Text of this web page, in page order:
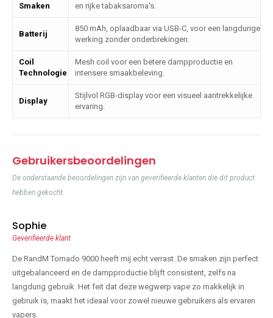
Smaken
en rijke tabaksaroma's.
Batterij
850 mAh, oplaadbaar via USB-C, voor een langdurige
werking zonder onderbrekingen.
Coil
Technologie
Mesh coil voor een betere dampproductie en
intensere smaakbeleving.
Display
Stijlvol RGB-display voor een visueel aantrekkelijke
ervaring.
Gebruikersbeoordelingen
De onderstaande beoordelingen zijn van geverifieerde klanten die dit product
hebben gekocht.
Sophie
Geverifieerde klant
De RandM Tornado 9000 heeft mij echt verrast. De smaken zijn perfect
uitgebalanceerd en de dampproductie blijft consistent, zelfs na
langdurig gebruik. Het feit dat deze wegwerp vape zo makkelijk in
gebruik is, maakt het ideaal voor zowel nieuwe gebruikers als ervaren
vapers.